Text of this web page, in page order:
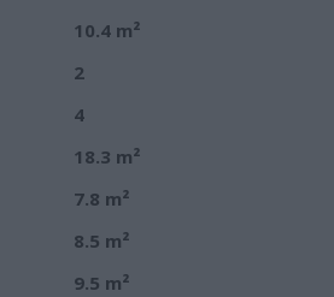
10.4 m²
2
4
18.3 m²
7.8 m²
8.5 m²
9.5 m²